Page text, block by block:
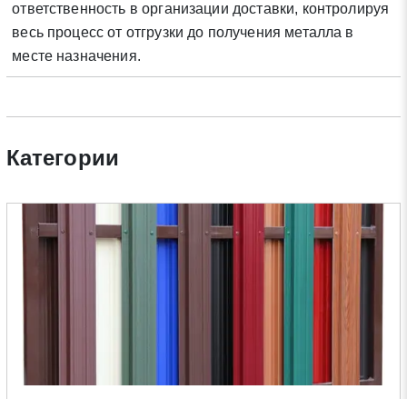
ответственность в организации доставки, контролируя
весь процесс от отгрузки до получения металла в
месте назначения.
Категории